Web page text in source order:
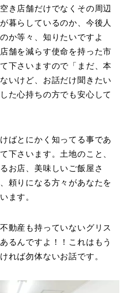
き店舗だけでなくその周辺
暮らしているのか、今後人
か等々、知りたいですよ
舗を減らす使命を持った市
下さいますので「まだ、本
いけど、お話だけ聞きたい
た心持ちの方でも安心して
ばとにかく知ってる事であ
下さいます。土地のこと、
お店、美味しいご飯屋さ
頼りになる方々があなたを
ます。
動産も持っていないグリス
るんですよ！！これはもう
れば勿体ないお話です。